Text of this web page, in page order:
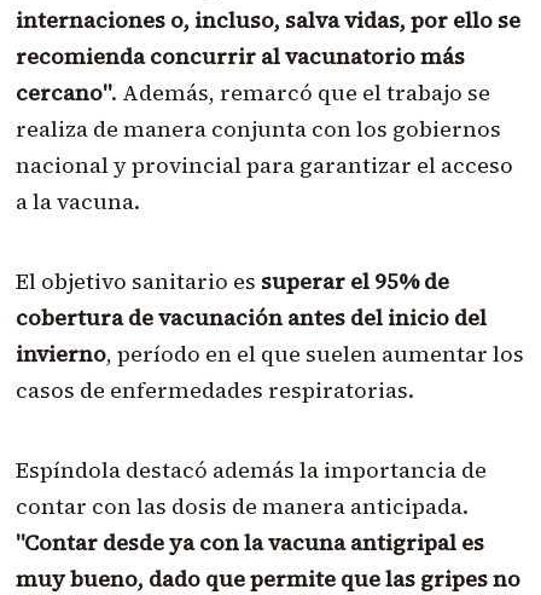
internaciones o, incluso, salva vidas, por ello se
recomienda concurrir al vacunatorio más
cercano". Además, remarcó que el trabajo se
realiza de manera conjunta con los gobiernos
nacional y provincial para garantizar el acceso
a la vacuna.
El objetivo sanitario es superar el 95% de
cobertura de vacunación antes del inicio del
invierno, período en el que suelen aumentar los
casos de enfermedades respiratorias.
Espíndola destacó además la importancia de
contar con las dosis de manera anticipada.
"Contar desde ya con la vacuna antigripal es
muy bueno, dado que permite que las gripes no